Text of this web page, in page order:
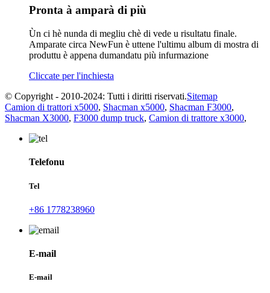
Pronta à amparà di più
Ùn ci hè nunda di megliu chè di vede u risultatu finale.
Amparate circa NewFun è uttene l'ultimu album di mostra di
produttu è appena dumandatu più infurmazione
Cliccate per l'inchiesta
© Copyright - 2010-2024: Tutti i diritti riservati.Sitemap
Camion di trattori x5000, Shacman x5000, Shacman F3000,
Shacman X3000, F3000 dump truck, Camion di trattore x3000,
Telefonu
Tel
+86 1778238960
E-mail
E-mail